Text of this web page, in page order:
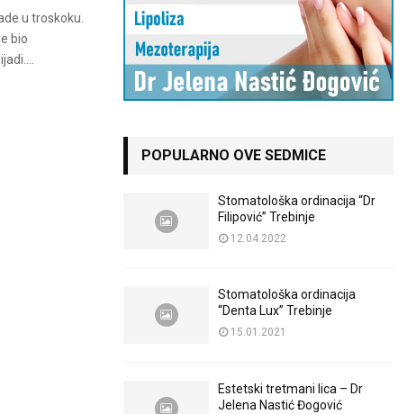
u troskoku.
bio
POPULARNO OVE SEDMICE
Stomatološka ordinacija “Dr
Filipović” Trebinje
12.04.2022
Stomatološka ordinacija
“Denta Lux” Trebinje
15.01.2021
Estetski tretmani lica – Dr
Jelena Nastić Đogović